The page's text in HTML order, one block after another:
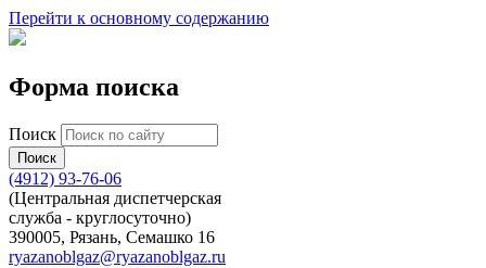
Перейти к основному содержанию
Форма поиска
Поиск
(4912) 93-76-06
(Центральная диспетчерская
служба - круглосуточно)
390005, Рязань, Семашко 16
ryazanoblgaz@ryazanoblgaz.ru